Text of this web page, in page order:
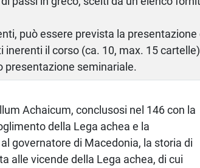
può essere prevista la presentazione
il corso (ca. 10, max. 15
presentazione seminariale.
Achaicum, conclusosi nel 146 con la
della Lega achea e la
governatore di Macedonia, la storia di
alle vicende della Lega achea, di cui